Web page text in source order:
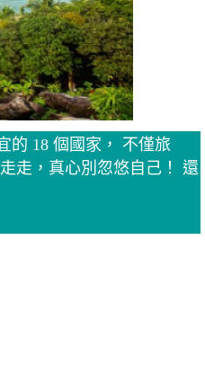
的 18 個國家， 不僅旅
走，真心別忽悠自己！ 還